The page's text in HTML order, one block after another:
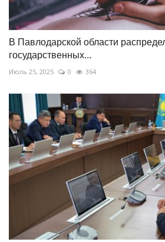
В Павлодарской области
государственных...
Июль 25, 2025 0 364